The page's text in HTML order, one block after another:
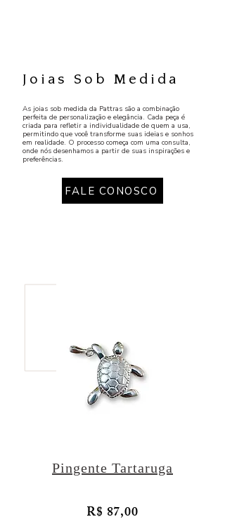
Joias Sob Medida
As joias sob medida da Pattras são a combinação
perfeita de personalização e elegância. Cada peça é
criada para refletir a individualidade de quem a usa,
permitindo que você transforme suas ideias e sonhos
em realidade. O processo começa com uma consulta,
onde nós desenhamos a partir de suas inspirações e
preferências.
FALE CONOSCO
Pingente Tartaruga
R$ 87,00